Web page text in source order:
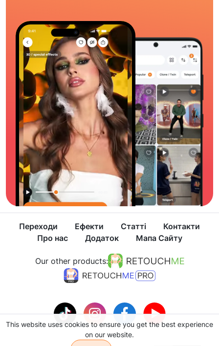
Переходи Ефекти Статті
Контакти
Про нас
Додаток Мапа Сайту
Our other products:
This website uses cookies to ensure you get the best experience
on our website.